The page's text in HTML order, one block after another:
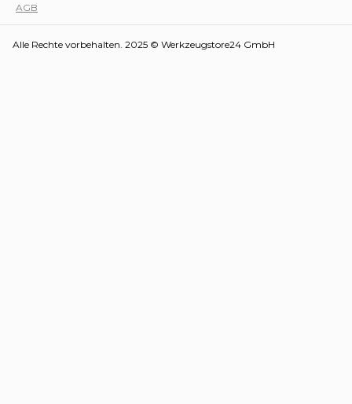
AGB
Alle Rechte vorbehalten. 2025 © Werkzeugstore24 GmbH